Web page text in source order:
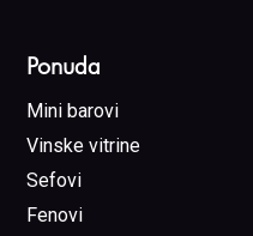
Ponuda
Mini barovi
Vinske vitrine
Sefovi
Fenovi